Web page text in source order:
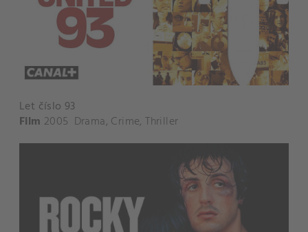
Let číslo 93
Film 2005 Drama, Crime,Thriller